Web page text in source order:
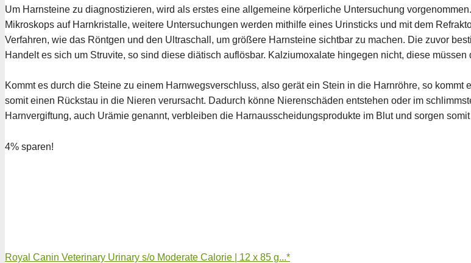
Um Harnsteine zu diagnostizieren, wird als erstes eine allgemeine körperliche Untersuchung
Mikroskops auf Harnkristalle, weitere Untersuchungen werden mithilfe eines Urinsticks und mit dem
Verfahren, wie das Röntgen und den Ultraschall, um größere Harnsteine sichtbar zu machen. Die zuvor
Handelt es sich um Struvite, so sind diese diätisch auflösbar. Kalziumoxalate hingegen nicht, diese müssen
Kommt es durch die Steine zu einem Harnwegsverschluss, also gerät ein Stein in die Harnröhre, so
somit einen Rückstau in die Nieren verursacht. Dadurch könne Nierenschäden entstehen oder im
Harnvergiftung, auch Urämie genannt, verbleiben die Harnausscheidungsprodukte im Blut und sorgen
4% sparen!
Royal Canin Veterinary Urinary s/o Moderate Calorie | 12 x 85 g...*